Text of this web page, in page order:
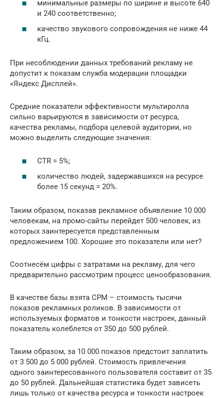
минимальные размеры по ширине и высоте 640
и 240 соответственно;
качество звукового сопровождения не ниже 44
кГц.
При несоблюдении данных требований рекламу не
допустит к показам служба модерации площадки
«Яндекс Дисплей».
Средние показатели эффективности мультиролла
сильно варьируются в зависимости от ресурса,
качества рекламы, подбора целевой аудитории, но
можно выделить следующие значения:
CTR = 5%;
количество людей, задержавшихся на ресурсе
более 15 секунд = 20%.
Таким образом, показав рекламное объявление 10 000
человекам, на промо-сайты перейдет 500 человек, из
которых заинтересуется представленным
предложением 100. Хорошие это показатели или нет?
Соотнесём цифры с затратами на рекламу, для чего
предварительно рассмотрим процесс ценообразования.
В качестве базы взята CPM – стоимость тысячи
показов рекламных роликов. В зависимости от
используемых форматов и тонкости настроек, данный
показатель колеблется от 350 до 500 рублей.
Таким образом, за 10 000 показов предстоит заплатить
от 3 500 до 5 000 рублей. Стоимость привлечения
одного заинтересованного пользователя составит от 35
до 50 рублей. Дальнейшая статистика будет зависеть
лишь только от качества ресурса и тонкости настроек